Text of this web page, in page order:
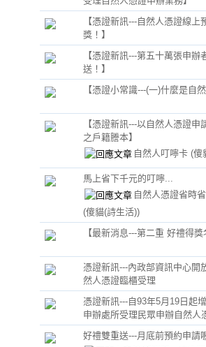
【憑證新訊---自然人憑證線上
獎！】
【憑證新訊---第五十萬張申辦
送！】
【憑證小常識---(一)什麼是自
【憑證新訊---以自然人憑證申
之戶籍謄本】
自然人叮嚀卡 (傻
馬上省下千元的叮嚀...
自然人憑證省時
(傻貓(詩生活))
【最新消息---第二重 好禮得
憑證新訊---內政部資訊中心開
然人憑證臨櫃受理
憑證新訊---自93年5月19日起
申辦處所受理民眾申辦自然人
好禮雙重送---月底前預約申請